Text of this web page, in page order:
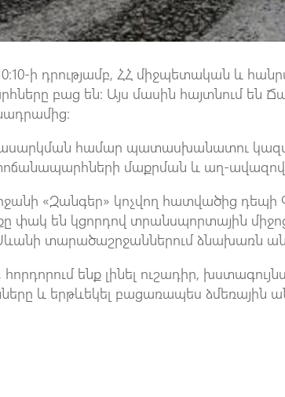
ի դրությամբ, ՀՀ միջպետական և
բաց են: Այս մասին հայտնում են
համար պատասխանատու
մաքրման և աղ-
«Զանգեր» կոչվող հատվածից
փակ են կցորդով տրանսպորտային
տարածաշրջաններում ձնախառն
հորդորում ենք լինել ուշադիր,
և երթևեկել բացառապես ձմեռային